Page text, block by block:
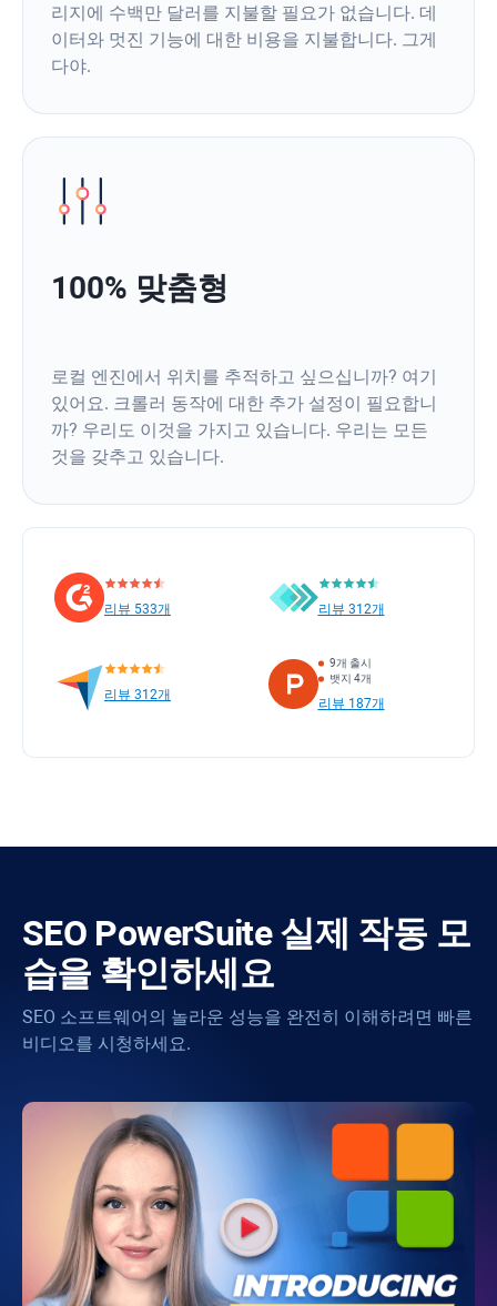
리지에 수백만 달러를 지불할 필요가 없습니다. 데
이터와 멋진 기능에 대한 비용을 지불합니다. 그게
다야.
100% 맞춤형
로컬 엔진에서 위치를 추적하고 싶으십니까? 여기
있어요. 크롤러 동작에 대한 추가 설정이 필요합니
까? 우리도 이것을 가지고 있습니다. 우리는 모든
것을 갖추고 있습니다.
리뷰 533개 리뷰 312개
리뷰 312개
9개 출시
뱃지 4개
리뷰 187개
SEO PowerSuite실제 작동 모
습을 확인하세요
SEO 소프트웨어의 놀라운 성능을 완전히 이해하려면 빠른
비디오를 시청하세요.